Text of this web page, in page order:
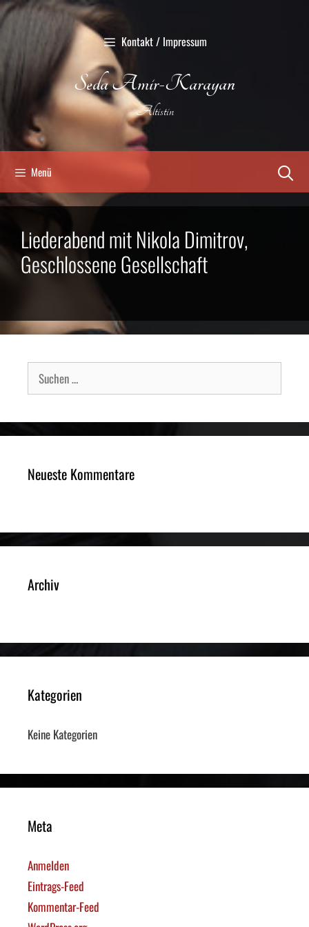
Zum
Inhalt
Kontakt / Impressum
Seda Amir-Karayan
Altistin
Menü
Liederabend mit Nikola Dimitrov,
Geschlossene Gesellschaft
Suche
nach:
Neueste Kommentare
Archiv
Kategorien
Keine Kategorien
Meta
Anmelden
Eintrags-Feed
Kommentar-Feed